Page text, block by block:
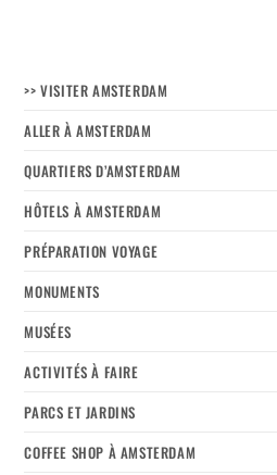
>> VISITER AMSTERDAM
ALLER À AMSTERDAM
QUARTIERS D’AMSTERDAM
HÔTELS À AMSTERDAM
PRÉPARATION VOYAGE
MONUMENTS
MUSÉES
ACTIVITÉS À FAIRE
PARCS ET JARDINS
COFFEE SHOP À AMSTERDAM